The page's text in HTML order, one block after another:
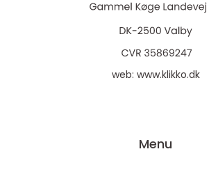
web: www.klikko.dk
Menu